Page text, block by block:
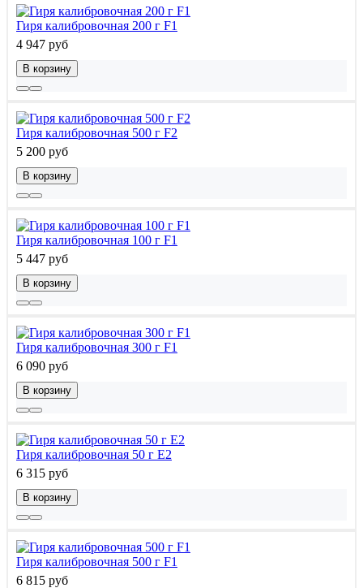
Гиря калибровочная 200 г F1
4 947 руб
В корзину
Гиря калибровочная 500 г F2
5 200 руб
В корзину
Гиря калибровочная 100 г F1
5 447 руб
В корзину
Гиря калибровочная 300 г F1
6 090 руб
В корзину
Гиря калибровочная 50 г E2
6 315 руб
В корзину
Гиря калибровочная 500 г F1
6 815 руб